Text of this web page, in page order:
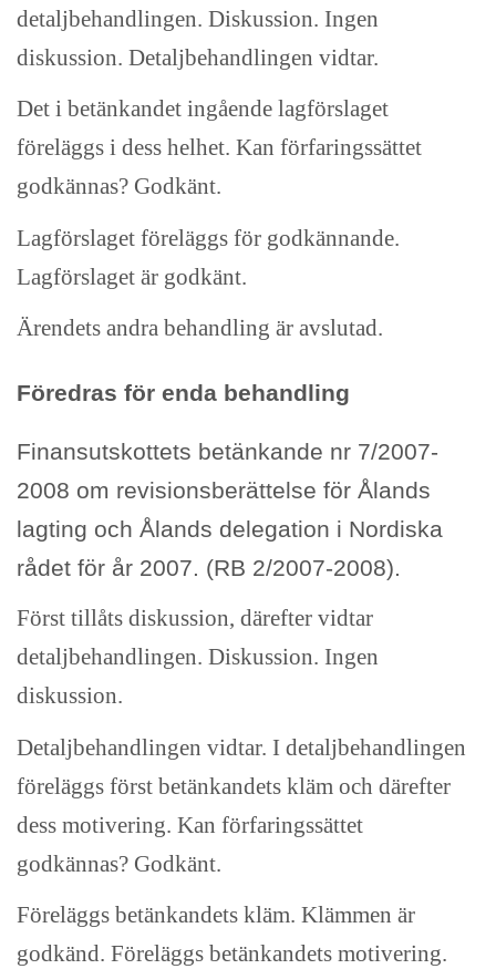
detaljbehandlingen. Diskussion. Ingen
diskussion. Detaljbehandlingen vidtar.
Det i betänkandet ingående lagförslaget
föreläggs i dess helhet. Kan förfaringssättet
godkännas? Godkänt.
Lagförslaget föreläggs för godkännande.
Lagförslaget är godkänt.
Ärendets andra behandling är avslutad.
Föredras för enda behandling
Finansutskottets betänkande nr 7/2007-
2008 om revisionsberättelse för Ålands
lagting och Ålands delegation i Nordiska
rådet för år 2007. (RB 2/2007-2008).
Först tillåts diskussion, därefter vidtar
detaljbehandlingen. Diskussion. Ingen
diskussion.
Detaljbehandlingen vidtar. I detaljbehandlingen
föreläggs först betänkandets kläm och därefter
dess motivering. Kan förfaringssättet
godkännas? Godkänt.
Föreläggs betänkandets kläm. Klämmen är
godkänd. Föreläggs betänkandets motivering.